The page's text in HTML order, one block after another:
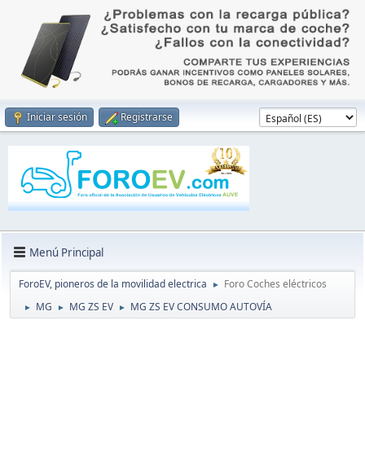
Iniciar sesión Registrarse
Menú Principal
ForoEV, pioneros de la movilidad electrica ► Foro Coches eléctricos
► MG ► MG ZS EV ► MG ZS EV CONSUMO AUTOVÍA